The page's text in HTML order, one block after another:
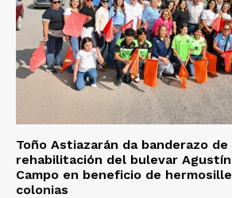
Toño Astiazarán da banderazo de
rehabilitación del bulevar
Campo en beneficio de
colonias